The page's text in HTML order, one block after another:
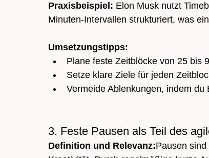
Praxisbeispiel: Elon Musk nutzt
Minuten-Intervallen strukturiert, was
Umsetzungstipps:
Plane feste Zeitblöcke von 25 bis
Setze klare Ziele für jeden
Vermeide Ablenkungen, indem
3. Feste Pausen als Teil des
Definition und Relevanz:Pausen